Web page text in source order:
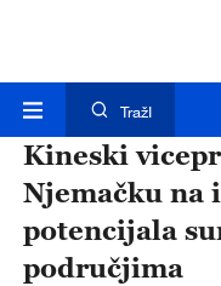
TražI
Kineski
Njemačku na
potencijala
područjima